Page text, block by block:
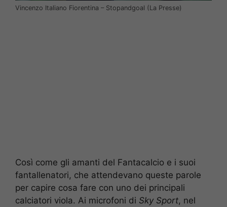
Vincenzo Italiano Fiorentina – Stopandgoal (La Presse)
Così come gli amanti del Fantacalcio e i suoi
fantallenatori, che attendevano queste parole
per capire cosa fare con uno dei principali
calciatori viola. Ai microfoni di Sky Sport, nel